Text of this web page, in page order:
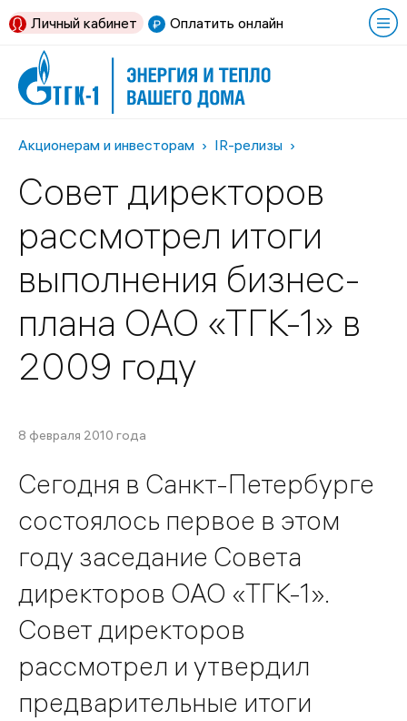
Оплатить онлайн
Личный кабинет
Акционерам и инвесторам IR-релизы
Совет директоров
рассмотрел итоги
выполнения бизнес-
плана ОАО «ТГК-1» в
2009 году
8 февраля 2010 года
Сегодня в Санкт-Петербурге
состоялось первое в этом
году заседание Совета
директоров ОАО «ТГК-1».
Совет директоров
рассмотрел и утвердил
предварительные итоги